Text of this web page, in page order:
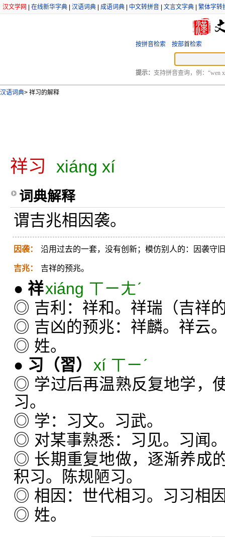
汉文学网 在线新华字典 汉语词典 成语词典 中文转拼音 文言文字典 繁体字转
按拼音检索 按部首检索
提示： 支持拼音查询，例：“wen
汉语词典> 祥习的解释
祥习 xiáng xí
词典解释
谓吉兆相因袭。
因袭： 沿用过去的一套，没有创新；模仿别人的：因袭守
吉兆： 吉祥的预兆。
● 祥xiáng ㄒㄧㄤˊ
◎ 吉利：祥和。祥瑞（吉祥
◎ 吉凶的预兆：祥麟。祥云
◎ 姓。
● 习 （習） xí ㄒㄧˊ
◎ 学过后再温熟反复地学，
习。
◎ 学：习文。习武。
◎ 对某事熟悉：习见。习闻
◎ 长期重复地做，逐渐养成
积习。陈规陋习。
◎ 相因：世代相习。习习相
◎ 姓。